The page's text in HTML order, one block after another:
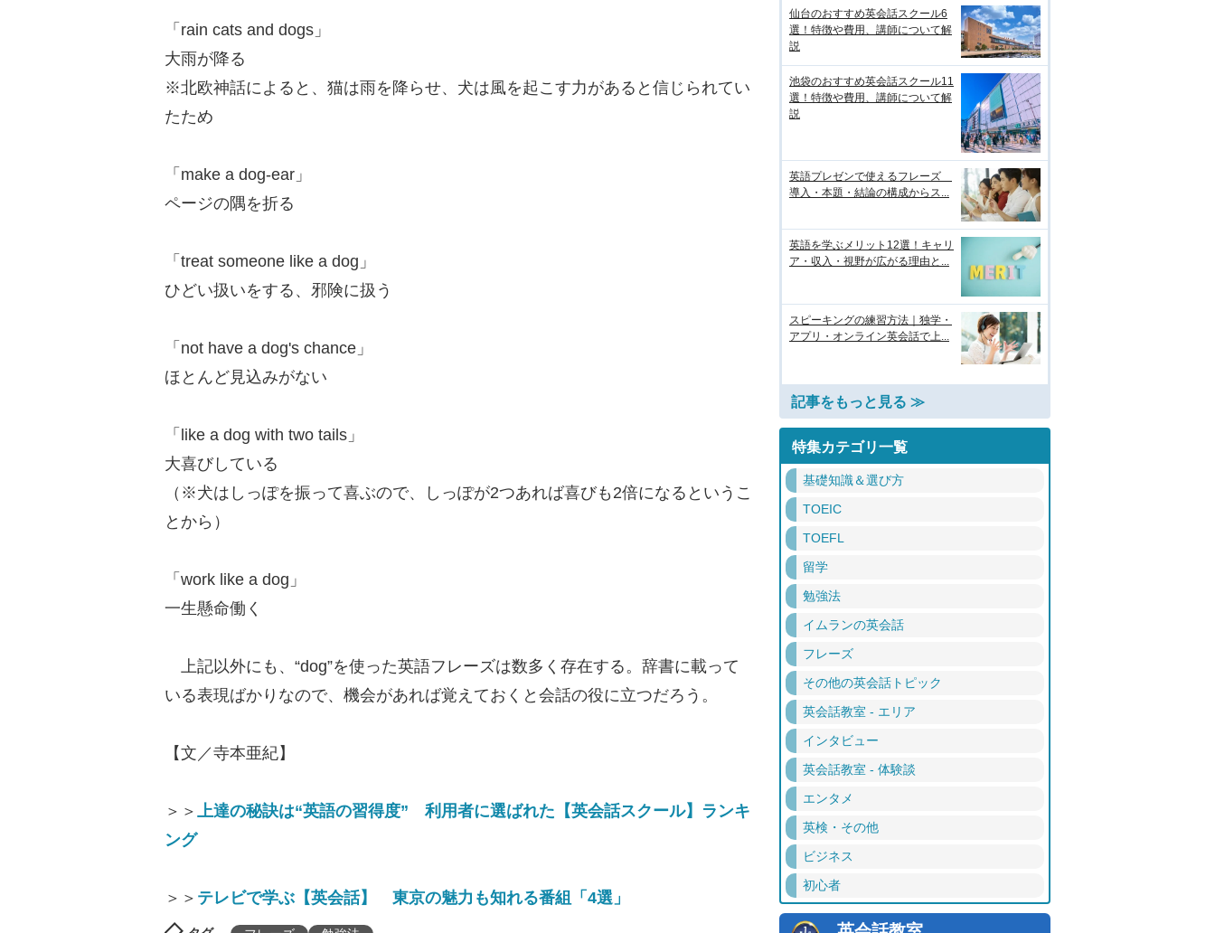
「rain cats and dogs」
大雨が降る
※北欧神話によると、猫は雨を降らせ、犬は風を起こす力があると信じられてい
たため
「make a dog-ear」
ページの隅を折る
「treat someone like a dog」
ひどい扱いをする、邪険に扱う
「not have a dog's chance」
ほとんど見込みがない
「like a dog with two tails」
大喜びしている
（※犬はしっぽを振って喜ぶので、しっぽが2つあれば喜びも2倍になるというこ
とから）
「work like a dog」
一生懸命働く
上記以外にも、“dog”を使った英語フレーズは数多く存在する。辞書に載って
いる表現ばかりなので、機会があれば覚えておくと会話の役に立つだろう。
【文／寺本亜紀】
＞＞ 上達の秘訣は“英語の習得度” 利用者に選ばれた【英会話スクール】ランキ
ング
＞＞ テレビで学ぶ【英会話】 東京の魅力も知れる番組「4選」
仙台のおすすめ英会話スクール6
選！特徴や費用、講師について解
説
池袋のおすすめ英会話スクール11
選！特徴や費用、講師について解
説
英語プレゼンで使えるフレーズ
導入・本題・結論の構成からス...
英語を学ぶメリット12選！キャリ
ア・収入・視野が広がる理由と...
スピーキングの練習方法｜独学・
アプリ・オンライン英会話で上...
記事をもっと見る ≫
特集カテゴリ一覧
基礎知識＆選び方
TOEIC
TOEFL
留学
勉強法
イムランの英会話
フレーズ
その他の英会話トピック
英会話教室 - エリア
インタビュー
英会話教室 - 体験談
エンタメ
英検・その他
ビジネス
初心者